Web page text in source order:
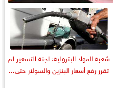
شعبة المواد البترولية: لجنة التسعير لم
تقرر رفع أسعار البنزين والسولار حتى...